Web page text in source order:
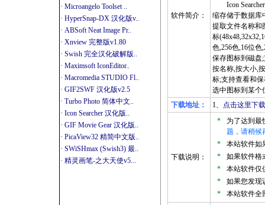
· Microangelo Toolset ..
· HyperSnap-DX 汉化版v..
· ABSoft Neat Image Pr..
· Xnview 完整版v1.80
· Swish 完全汉化破解版..
· Maximsoft IconEditor..
· Macromedia STUDIO Fl..
· GIF2SWF 汉化版v2.5
· Turbo Photo 简体中文..
· Icon Searcher 汉化版..
· GIF Movie Gear 汉化版..
· PicaView32 精简中文版..
· SWiSHmax (Swish3) 最..
· 精灵画笔-之大天使v5...
软件简介：
Icon Searcher
缩存储于数据库
提取文件名称和
标
色,256色,16位色
保存图标到磁盘
按名称,按大小,
标;支持查看和
选中图标到某个
下载地址：
1、 点击这里下
下载说明：
*
为了达到最
题，请稍候
*
本站软件如
*
如果软件格
*
本站软件仅
*
如果您发现
*
本站软件全